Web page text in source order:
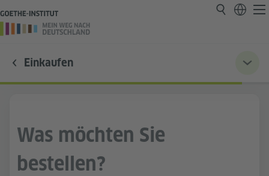
Einkaufen
Was möchten Sie
bestellen?